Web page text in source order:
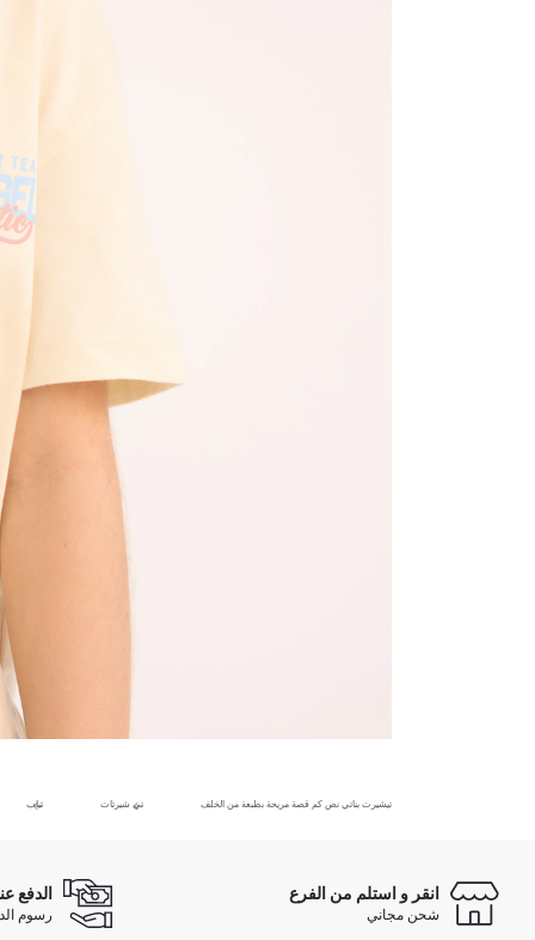
ثياب تي شيرتات تيشيرت بناتي نص كم قصة مريحة بطبعة من الخلف
انقر و استلم من الفرع
شحن مجاني
الدفع
رسوم